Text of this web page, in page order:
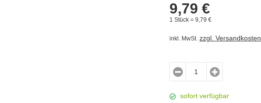
9,79 €
1 Stück = 9, 79 €
inkl. MwSt. zzgl. Versandkosten
sofort verfügbar